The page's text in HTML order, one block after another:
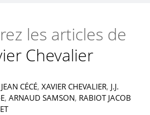
les articles de
Chevalier
JEAN CÉCÉ, XAVIER CHEVALIER, J.J.
, ARNAUD SAMSON, RABIOT JACOB